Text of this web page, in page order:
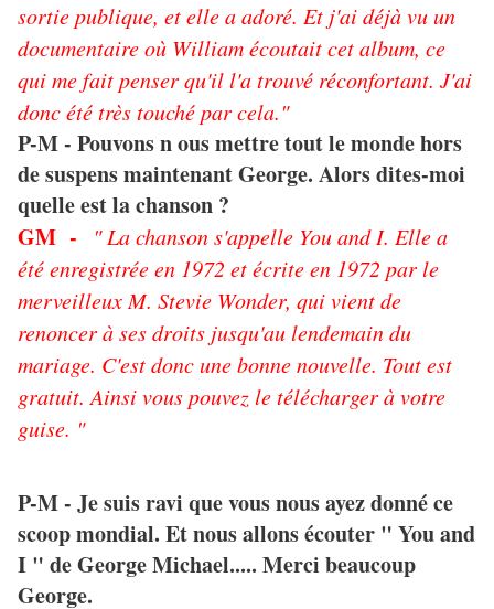
sortie publique, et elle a adoré. Et j'ai déjà vu un
documentaire où William écoutait cet album, ce
qui me fait penser qu'il l'a trouvé réconfortant. J'ai
donc été très touché par cela."
P-M - Pouvons n ous mettre tout le monde hors
de suspens maintenant George. Alors dites-moi
quelle est la chanson ?
GM -
" La chanson s'appelle You and I. Elle a
été enregistrée en 1972 et écrite en 1972 par le
merveilleux M. Stevie Wonder, qui vient de
renoncer à ses droits jusqu'au lendemain du
mariage. C'est donc une bonne nouvelle. Tout est
gratuit. Ainsi vous pouvez le télécharger à votre
guise. "
P-M - Je suis ravi que vous nous ayez donné ce
scoop mondial. Et nous allons écouter " You and
I " de George Michael..... Merci beaucoup
George.